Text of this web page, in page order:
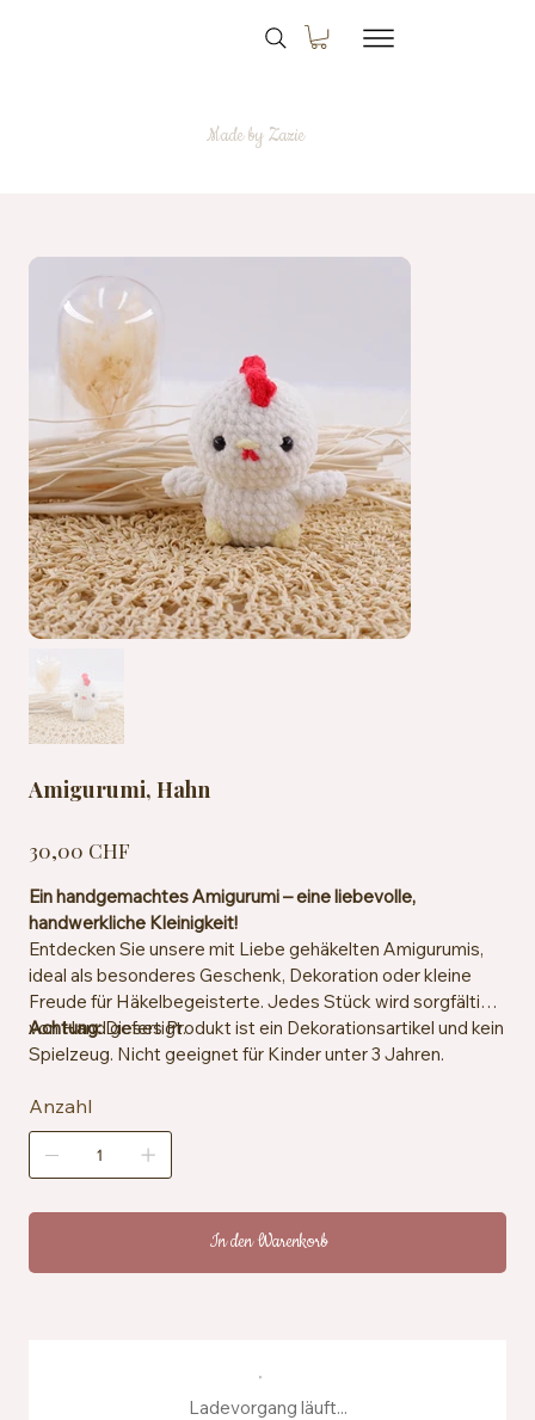
Made by Zazie
Amigurumi, Hahn
30,00 CHF
Ein handgemachtes Amigurumi – eine liebevolle,
handwerkliche Kleinigkeit!
Entdecken Sie unsere mit Liebe gehäkelten Amigurumis,
ideal als besonderes Geschenk, Dekoration oder kleine
Freude für Häkelbegeisterte. Jedes Stück wird sorgfältig
von Hand gefertigt.
Achtung:Dieses Produkt ist ein Dekorationsartikel und kein
Spielzeug. Nicht geeignet für Kinder unter 3 Jahren.
Anzahl
In den Warenkorb
Ladevorgang läuft...